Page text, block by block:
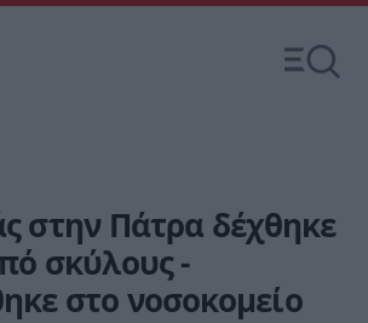
στην Πάτρα δέχθηκε
σκύλους -
στο νοσοκομείο